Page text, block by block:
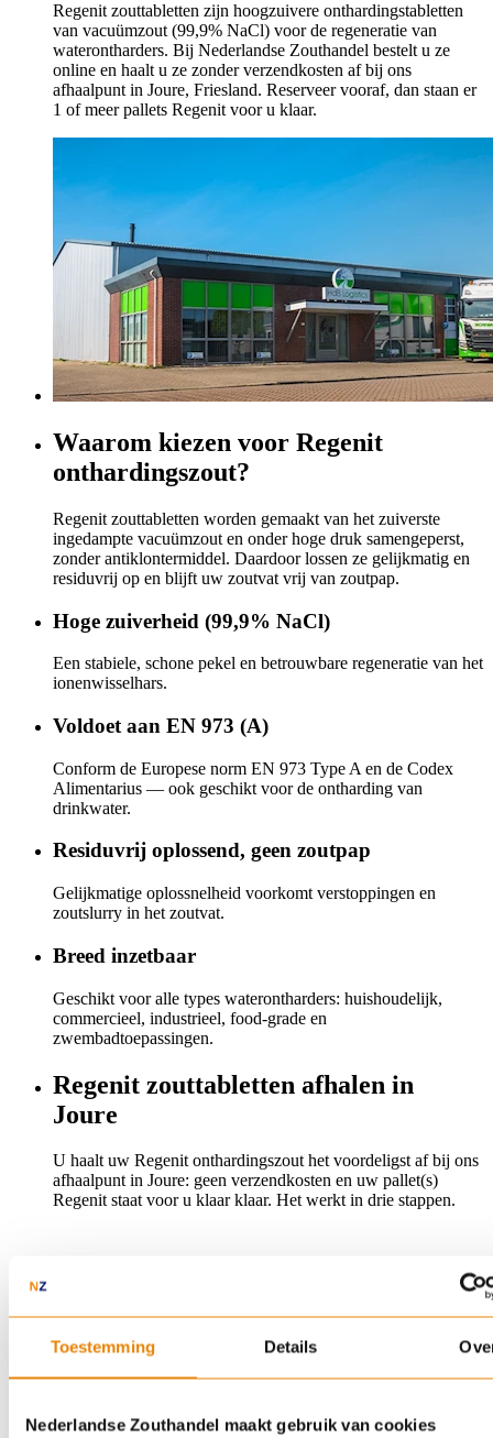
Toestemming Details
Nederlandse Zouthandel maakt gebruik van cookies
Regenit zouttabletten zijn hoogzuivere onthardingstabletten
van vacuümzout (99,9% NaCl) voor de regeneratie van
waterontharders. Bij Nederlandse Zouthandel bestelt u ze
online en haalt u ze zonder verzendkosten af bij ons
afhaalpunt in Joure, Friesland. Reserveer vooraf, dan staan er
1 of meer pallets Regenit voor u klaar.
Waarom kiezen voor Regenit
onthardingszout?
Regenit zouttabletten worden gemaakt van het zuiverste
ingedampte vacuümzout en onder hoge druk samengeperst,
zonder antiklontermiddel. Daardoor lossen ze gelijkmatig en
residuvrij op en blijft uw zoutvat vrij van zoutpap.
Hoge zuiverheid (99,9% NaCl)
Een stabiele, schone pekel en betrouwbare regeneratie van het
ionenwisselhars.
Voldoet aan EN 973 (A)
Conform de Europese norm EN 973 Type A en de Codex
Alimentarius — ook geschikt voor de ontharding van
drinkwater.
Residuvrij oplossend, geen zoutpap
Gelijkmatige oplossnelheid voorkomt verstoppingen en
zoutslurry in het zoutvat.
Breed inzetbaar
Geschikt voor alle types waterontharders: huishoudelijk,
commercieel, industrieel, food-grade en
zwembadtoepassingen.
Regenit zouttabletten afhalen in
Joure
U haalt uw Regenit onthardingszout het voordeligst af bij ons
afhaalpunt in Joure: geen verzendkosten en uw pallet(s)
Regenit staat voor u klaar klaar. Het werkt in drie stappen.
hoeveel pallets Regenit u wilt en u ontvangt een
Inladen en klaar:We helpen u desgewenst met